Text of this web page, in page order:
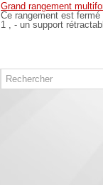
Grand rangement
Ce rangement est
1 , - un support